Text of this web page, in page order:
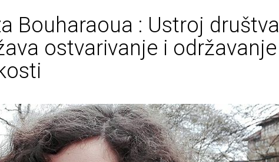
Bouharaoua : Ustroj društva
ostvarivanje i održavanje